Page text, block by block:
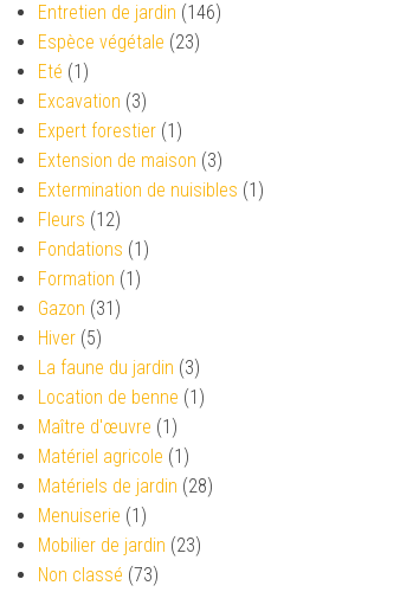
Entretien de jardin (146)
Espèce végétale (23)
Eté (1)
Excavation (3)
Expert forestier (1)
Extension de maison (3)
Extermination de nuisibles (1)
Fleurs (12)
Fondations (1)
Formation (1)
Gazon (31)
Hiver (5)
La faune du jardin (3)
Location de benne (1)
Maître d'œuvre (1)
Matériel agricole (1)
Matériels de jardin (28)
Menuiserie (1)
Mobilier de jardin (23)
Non classé (73)